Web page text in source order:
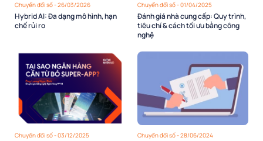
Chuyển đổi số - 26/03/2026
Hybrid AI: Đa dạng mô hình, hạn
chế rủi ro
Chuyển đổi số - 01/04/2025
Đánh giá nhà cung cấp: Quy trình,
tiêu chí & cách tối ưu bằng công
nghệ
Chuyển đổi số - 03/12/2025 Chuyển đổi số - 28/06/2024